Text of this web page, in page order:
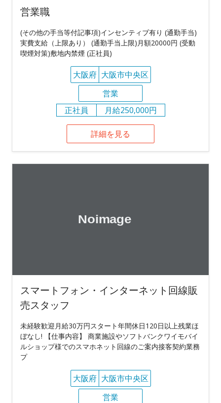
営業職
(その他の手当等付記事項)インセンティブ有り (通勤手当)
実費支給（上限あり） (通勤手当上限)月額20000円 (受動
喫煙対策)敷地内禁煙 (正社員)
大阪府 大阪市中央区
営業
正社員
月給250,000円
詳細を見る
スマートフォン・インターネット回線販
売スタッフ
未経験歓迎月給30万円スタート年間休日120日以上残業ほ
ぼなし! 【仕事内容】 商業施設やソフトバンクワイモバイ
ルショップ様でのスマホネット回線のご案内接客契約業務
プ
大阪府 大阪市中央区
営業